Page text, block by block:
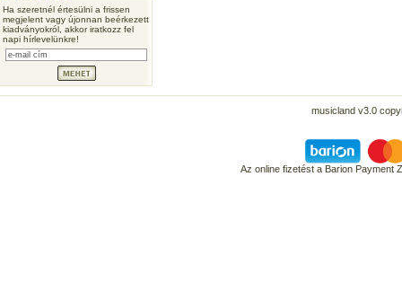
Ha szeretnél értesülni a frissen
megjelent vagy újonnan beérkezett
kiadványokról, akkor iratkozz fel
napi hírlevelünkre!
musicland v3.0
Az online fizetést a Barion Payment